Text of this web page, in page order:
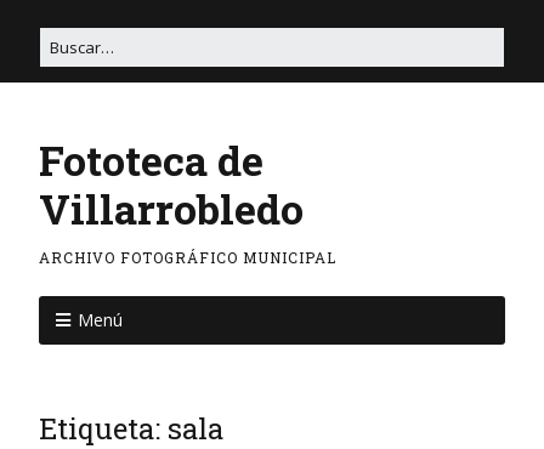
Fototeca de
Villarrobledo
ARCHIVO FOTOGRÁFICO MUNICIPAL
Menú
Etiqueta: sala